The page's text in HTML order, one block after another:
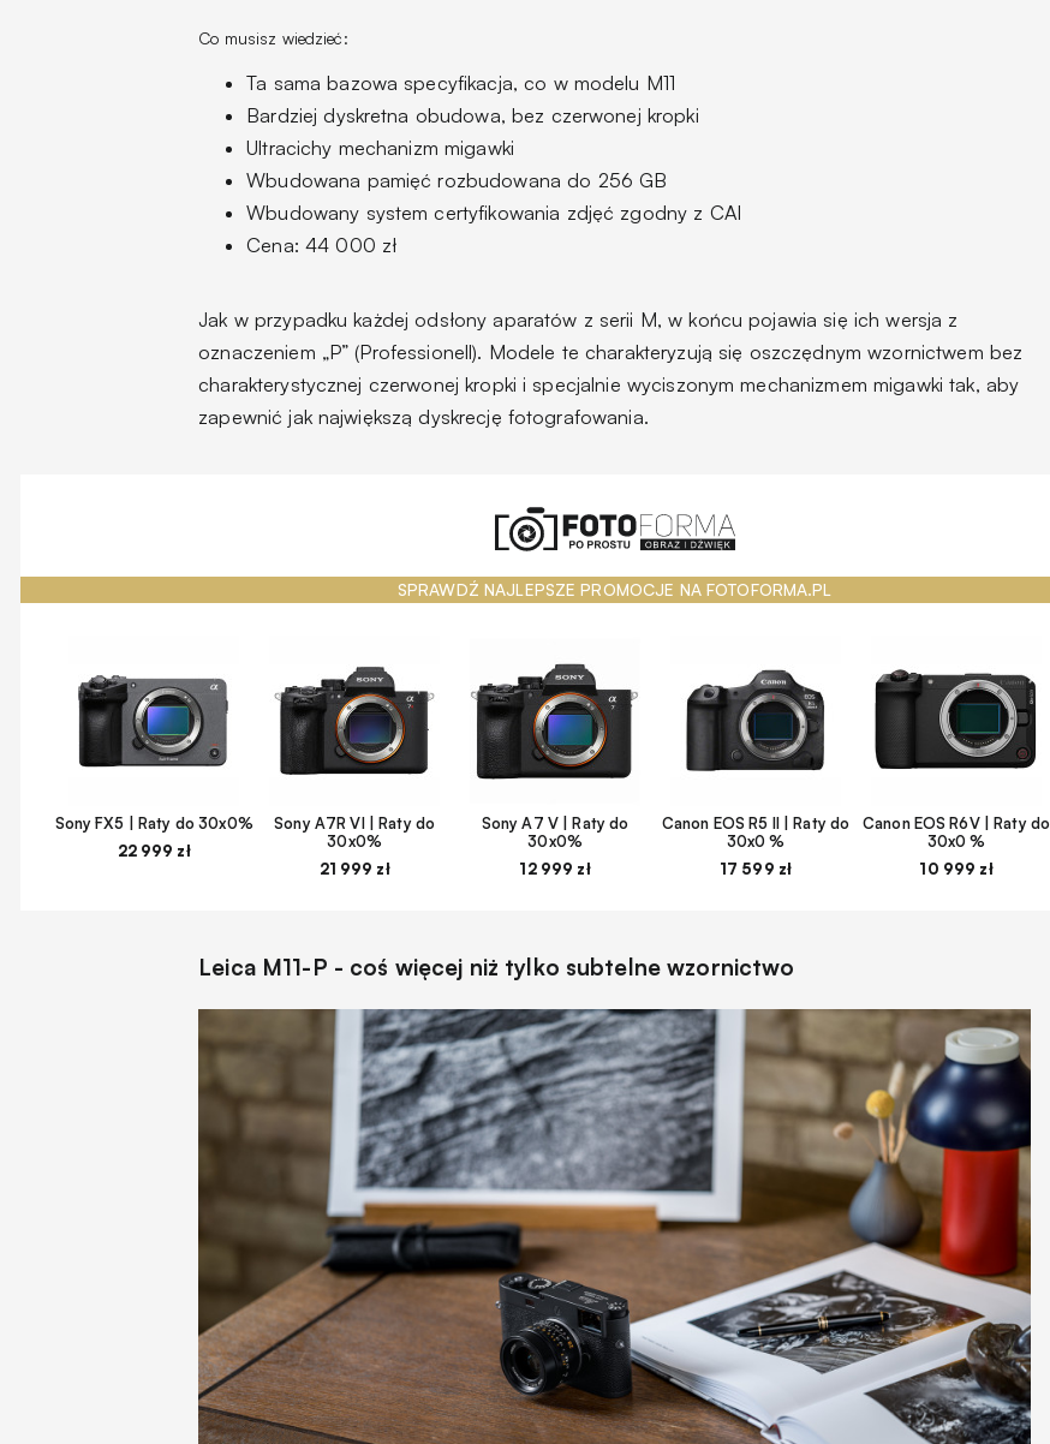
Co musisz wiedzieć:
Ta sama bazowa specyfikacja, co w modelu M11
Bardziej dyskretna obudowa, bez czerwonej kropki
Ultracichy mechanizm migawki
Wbudowana pamięć rozbudowana do 256 GB
Wbudowany system certyfikowania zdjęć zgodny z CAI
Cena: 44 000 zł
Jak w przypadku każdej odsłony aparatów z serii M, w końcu pojawia się ich wersja z
oznaczeniem „P” (Professionell). Modele te charakteryzują się oszczędnym wzornictwem bez
charakterystycznej czerwonej kropki i specjalnie wyciszonym mechanizmem migawki tak, aby
zapewnić jak największą dyskrecję fotografowania.
SPRAWDŹ NAJLEPSZE PROMOCJE NA FOTOFORMA.PL
Sony FX5 | Raty do 30x0%
22 999 zł
Sony A7R VI | Raty do
30x0%
21 999 zł
Sony A7 V | Raty do
30x0%
12 999 zł
Canon EOS R5 II | Raty do
30x0 %
17 599 zł
Canon EOS R6V | Raty do
30x0 %
10 999 zł
Leica M11-P - coś więcej niż tylko subtelne wzornictwo